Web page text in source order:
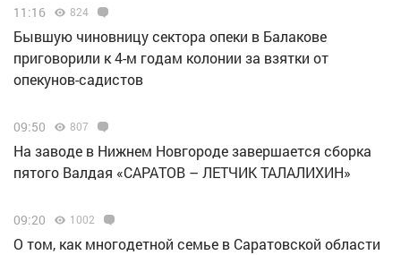
11:16 824
Бывшую чиновницу сектора опеки в Балакове
приговорили к 4-м годам колонии за взятки от
опекунов-садистов
09:50 807
Н️а заводе в Нижнем Новгороде завершается сборка
пятого Валдая «САРАТОВ – ЛЕТЧИК ТАЛАЛИХИН»
09:20 1002
О том, как многодетной семье в Саратовской области